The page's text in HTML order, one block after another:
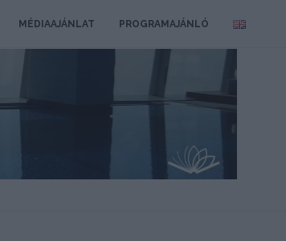
MÉDIAAJÁNLAT PROGRAMAJÁNLÓ